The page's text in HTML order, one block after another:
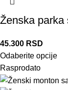
Ženska parka
45.300 RSD
Odaberite opcije
Rasprodato